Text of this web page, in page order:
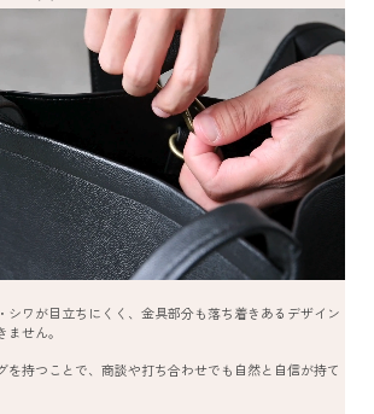
シワが目立ちにくく、金具部分も落ち着きあるデザイン
せん。
を持つことで、商談や打ち合わせでも自然と自信が持て